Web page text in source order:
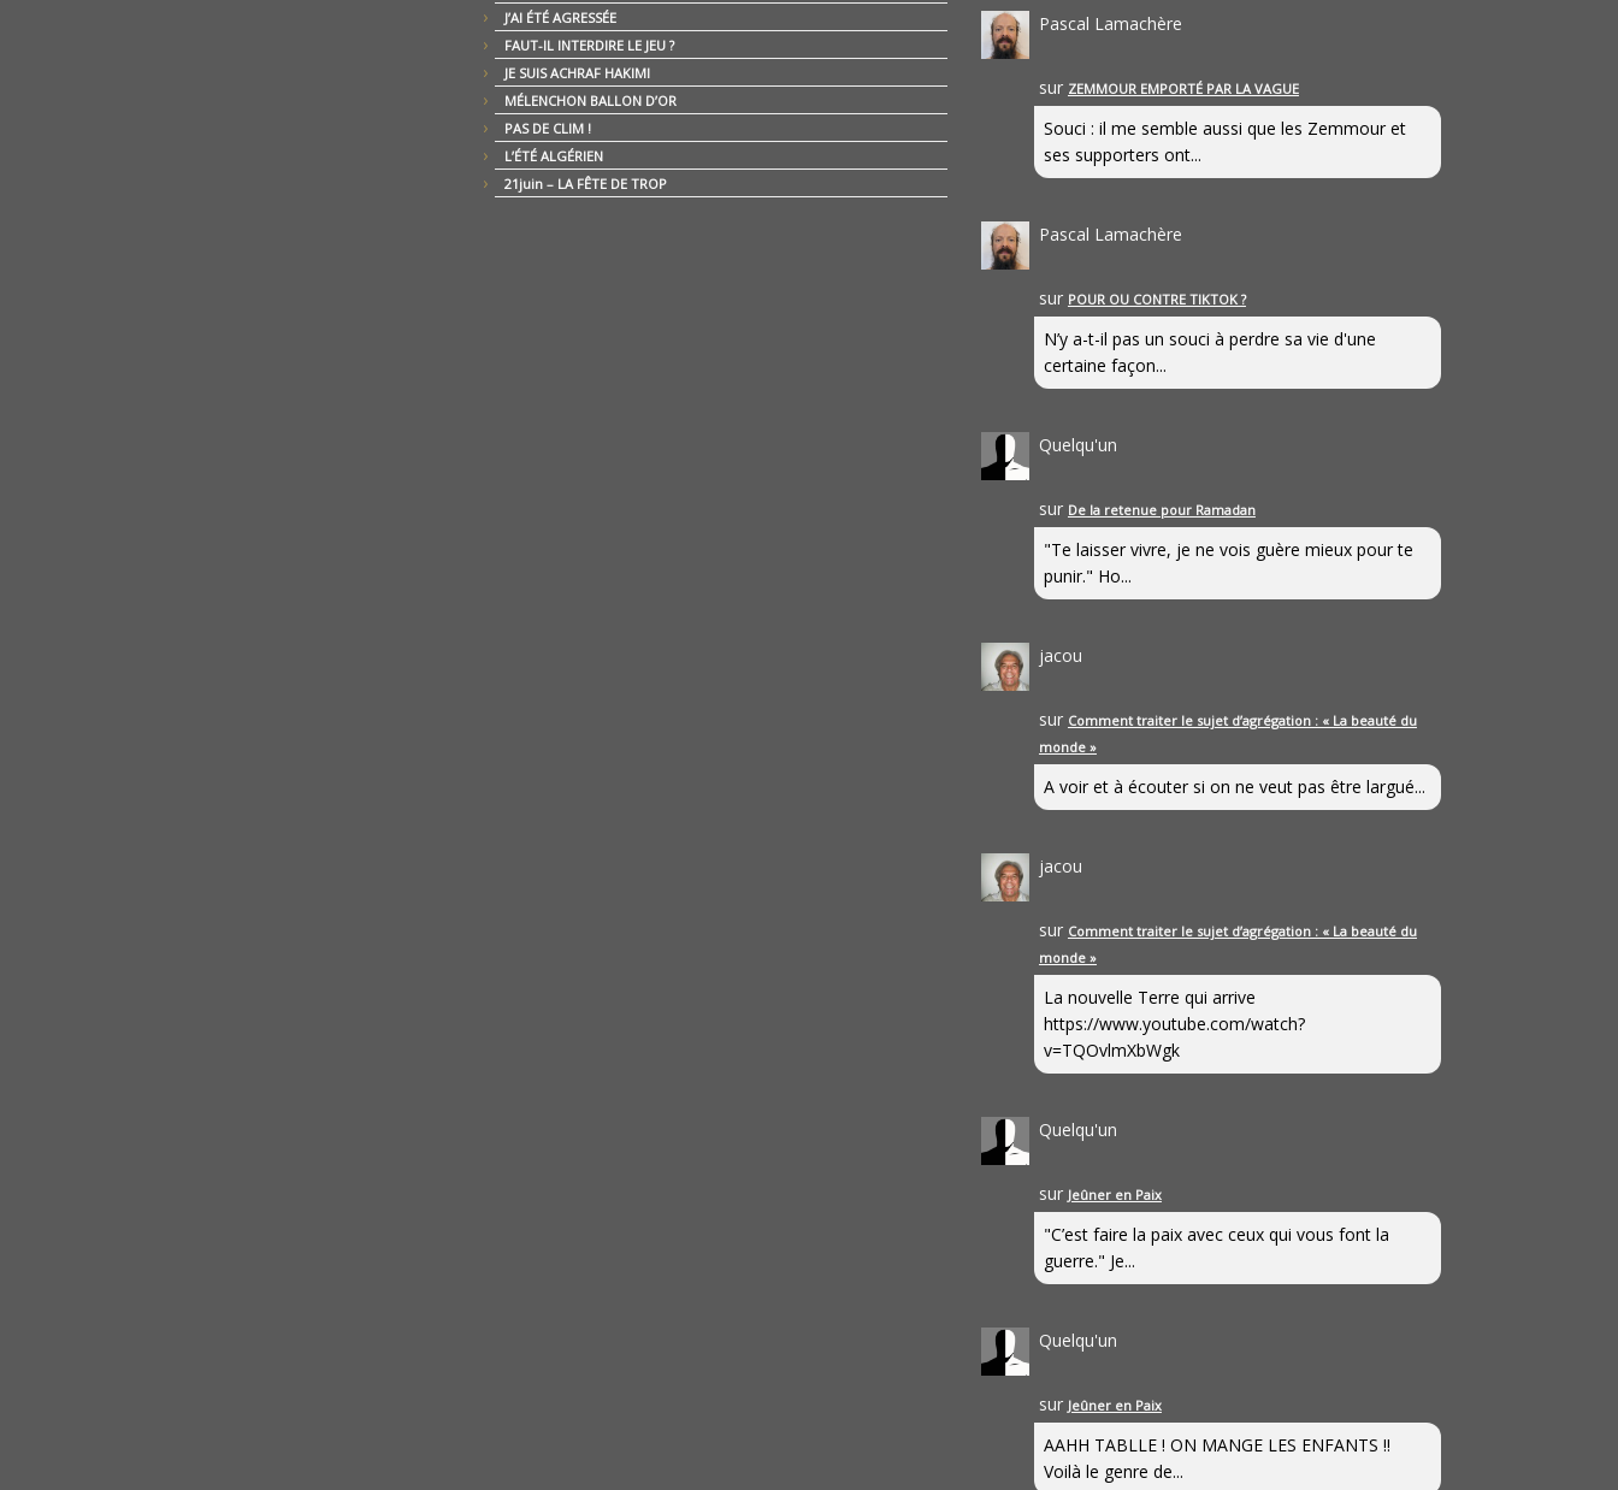
J’AI ÉTÉ AGRESSÉE
FAUT-IL INTERDIRE LE JEU ?
JE SUIS ACHRAF HAKIMI
MÉLENCHON BALLON D’OR
PAS DE CLIM !
L’ÉTÉ ALGÉRIEN
21juin – LA FÊTE DE TROP
Pascal Lamachère
sur ZEMMOUR EMPORTÉ PAR LA VAGUE
Souci : il me semble aussi que les Zemmour et
ses supporters ont...
Pascal Lamachère
sur POUR OU CONTRE TIKTOK ?
N’y a-t-il pas un souci à perdre sa vie d'une
certaine façon...
Quelqu'un
sur De la retenue pour Ramadan
"Te laisser vivre, je ne vois guère mieux pour te
punir." Ho...
jacou
sur Comment traiter le sujet d’agrégation : « La beauté du
monde »
A voir et à écouter si on ne veut pas être largué...
jacou
sur Comment traiter le sujet d’agrégation : « La beauté du
monde »
La nouvelle Terre qui arrive
https://www.youtube.com/watch?
v=TQOvlmXbWgk
Quelqu'un
sur Jeûner en Paix
"C’est faire la paix avec ceux qui vous font la
guerre." Je...
Quelqu'un
sur Jeûner en Paix
AAHH TABLLE ! ON MANGE LES ENFANTS !!
Voilà le genre de...